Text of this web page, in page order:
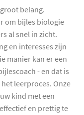
belang.
om bijles biologie
al snel in zicht.
en interesses zijn
manier kan er een
- en dat is
leerproces. Onze
kind met een
en prettig te